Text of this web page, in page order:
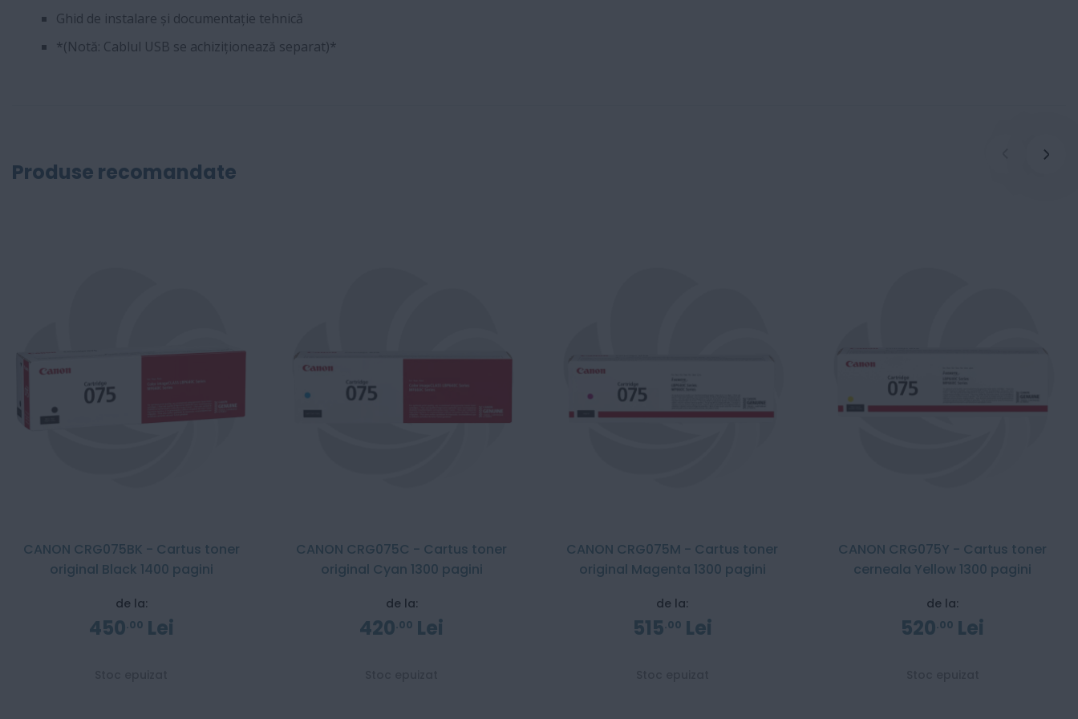
Ghid de instalare și documentație tehnică
*(Notă: Cablul USB se achiziționează separat)*
Produse recomandate
CANON CRG075BK - Cartus toner
original Black 1400 pagini
de la:
450 00 Lei
CANON CRG075C - Cartus toner
original Cyan 1300 pagini
de la:
420 00 Lei
CANON CRG075M - Cartus toner
original Magenta 1300 pagini
de la:
515 00 Lei
CANON CRG075Y - Cartus toner
cerneala Yellow 1300 pagini
de la:
520 00 Lei